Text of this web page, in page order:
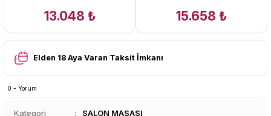
13.048 ₺ 15.658 ₺
Elden 18 Aya Varan Taksit İmkanı
0 - Yorum
Kategori SALON MASASI